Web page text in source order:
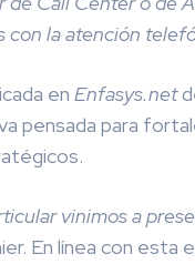
con la atención
en Enfasys.net
pensada para
vinimos a
En línea con